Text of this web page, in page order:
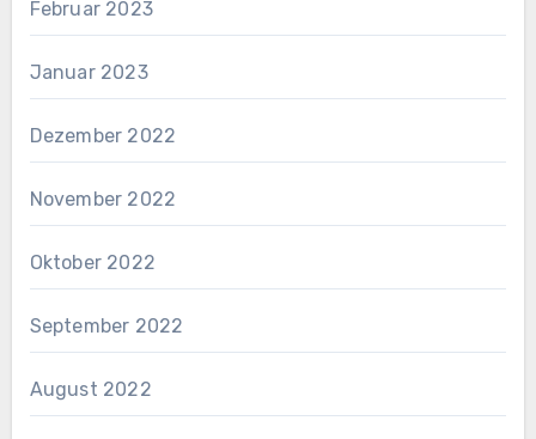
Februar 2023
Januar 2023
Dezember 2022
November 2022
Oktober 2022
September 2022
August 2022